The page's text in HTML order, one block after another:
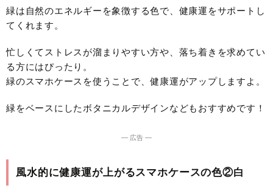
緑は自然のエネルギーを象徴する色で、健康運をサポートし
てくれます。
忙しくてストレスが溜まりやすい方や、落ち着きを求めてい
る方にはぴったり。
緑のスマホケースを使うことで、健康運がアップしますよ。
緑をベースにしたボタニカルデザインなどもおすすめです！
― 広告 ―
風水的に健康運が上がるスマホケースの色②白